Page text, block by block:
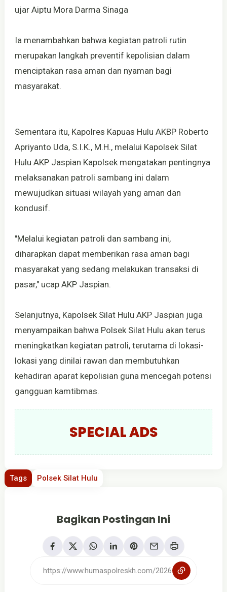
ujar Aiptu Mora Darma Sinaga
Ia menambahkan bahwa kegiatan patroli rutin
merupakan langkah preventif kepolisian dalam
menciptakan rasa aman dan nyaman bagi
masyarakat.
Sementara itu, Kapolres Kapuas Hulu AKBP Roberto
Apriyanto Uda, S.I.K., M.H., melalui Kapolsek Silat
Hulu AKP Jaspian Kapolsek mengatakan pentingnya
melaksanakan patroli sambang ini dalam
mewujudkan situasi wilayah yang aman dan
kondusif.
"Melalui kegiatan patroli dan sambang ini,
diharapkan dapat memberikan rasa aman bagi
masyarakat yang sedang melakukan transaksi di
pasar," ucap AKP Jaspian.
Selanjutnya, Kapolsek Silat Hulu AKP Jaspian juga
menyampaikan bahwa Polsek Silat Hulu akan terus
meningkatkan kegiatan patroli, terutama di lokasi-
lokasi yang dinilai rawan dan membutuhkan
kehadiran aparat kepolisian guna mencegah potensi
gangguan kamtibmas.
SPECIAL ADS
Tags Polsek Silat Hulu
Bagikan Postingan Ini